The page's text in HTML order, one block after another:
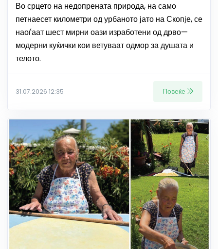
Во срцето на недопрената природа, на само
петнаесет километри од урбаното јато на Скопје, се
наоѓаат шест мирни оази изработени од дрво—
модерни куќички кои ветуваат одмор за душата и
телото.
31.07.2026 12:35 Повеќе